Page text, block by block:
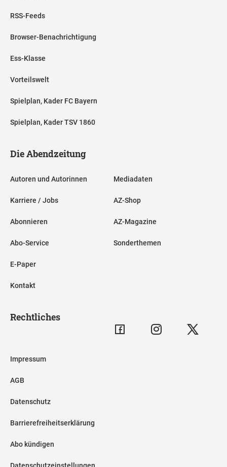
RSS-Feeds
Browser-Benachrichtigung
Ess-Klasse
Vorteilswelt
Spielplan, Kader FC Bayern
Spielplan, Kader TSV 1860
Die Abendzeitung
Autoren und Autorinnen
Karriere / Jobs
Abonnieren
Abo-Service
E-Paper
Kontakt
Mediadaten
AZ-Shop
AZ-Magazine
Sonderthemen
Rechtliches
Impressum
AGB
Datenschutz
Barrierefreiheitserklärung
Abo kündigen
Datenschutzeinstellungen